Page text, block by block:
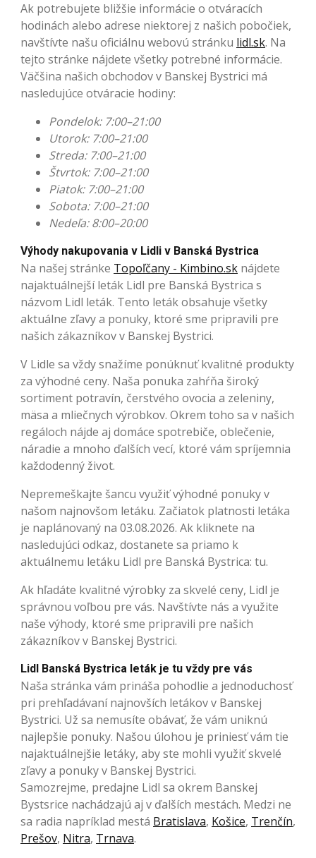
Ak potrebujete bližšie informácie o otváracích
hodinách alebo adrese niektorej z našich pobočiek,
navštívte našu oficiálnu webovú stránku lidl.sk. Na
tejto stránke nájdete všetky potrebné informácie.
Väčšina našich obchodov v Banskej Bystrici má
nasledujúce otváracie hodiny:
Pondelok: 7:00–21:00
Utorok: 7:00–21:00
Streda: 7:00–21:00
Štvrtok: 7:00–21:00
Piatok: 7:00–21:00
Sobota: 7:00–21:00
Nedeľa: 8:00–20:00
Výhody nakupovania v Lidli v Banská Bystrica
Na našej stránke Topoľčany - Kimbino.sk nájdete
najaktuálnejší leták Lidl pre Banská Bystrica s
názvom Lidl leták. Tento leták obsahuje všetky
aktuálne zľavy a ponuky, ktoré sme pripravili pre
našich zákazníkov v Banskej Bystrici.
V Lidle sa vždy snažíme ponúknuť kvalitné produkty
za výhodné ceny. Naša ponuka zahŕňa široký
sortiment potravín, čerstvého ovocia a zeleniny,
mäsa a mliečnych výrobkov. Okrem toho sa v našich
regáloch nájde aj domáce spotrebiče, oblečenie,
náradie a mnoho ďalších vecí, ktoré vám spríjemnia
každodenný život.
Nepremeškajte šancu využiť výhodné ponuky v
našom najnovšom letáku. Začiatok platnosti letáka
je naplánovaný na 03.08.2026. Ak kliknete na
nasledujúci odkaz, dostanete sa priamo k
aktuálnemu letáku Lidl pre Banská Bystrica: tu.
Ak hľadáte kvalitné výrobky za skvelé ceny, Lidl je
správnou voľbou pre vás. Navštívte nás a využite
naše výhody, ktoré sme pripravili pre našich
zákazníkov v Banskej Bystrici.
Lidl Banská Bystrica leták je tu vždy pre vás
Naša stránka vám prináša pohodlie a jednoduchosť
pri prehľadávaní najnovších letákov v Banskej
Bystrici. Už sa nemusíte obávať, že vám uniknú
najlepšie ponuky. Našou úlohou je priniesť vám tie
najaktuálnejšie letáky, aby ste mohli využiť skvelé
zľavy a ponuky v Banskej Bystrici.
Samozrejme, predajne Lidl sa okrem Banskej
Bystsrice nachádzajú aj v ďalších mestách. Medzi ne
sa radia napríklad mestá Bratislava, Košice, Trenčín,
Prešov, Nitra, Trnava.